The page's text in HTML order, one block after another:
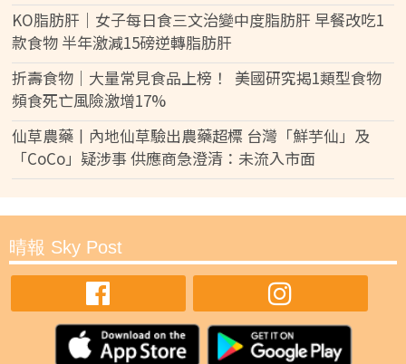
KO脂肪肝｜女子每日食三文治變中度脂肪肝 早餐改吃1
款食物 半年激減15磅逆轉脂肪肝
折壽食物｜大量常見食品上榜！ 美國研究揭1類型食物
頻食死亡風險激增17%
仙草農藥丨內地仙草驗出農藥超標 台灣「鮮芋仙」及
「CoCo」疑涉事 供應商急澄清：未流入市面
晴報 Sky Post